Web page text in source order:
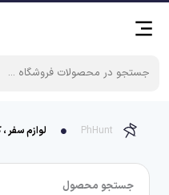
PhHunt لوازم سفر
جستجو محصول